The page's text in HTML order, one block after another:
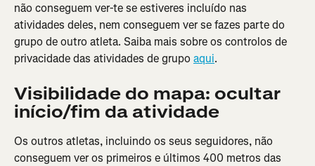
não conseguem ver-te se estiveres incluído nas
atividades deles, nem conseguem ver se fazes parte do
grupo de outro atleta. Saiba mais sobre os controlos de
privacidade das atividades de grupo aqui.
Visibilidade do mapa: ocultar
início/fim da atividade
Os outros atletas, incluindo os seus seguidores, não
conseguem ver os primeiros e últimos 400 metros das